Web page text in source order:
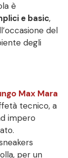
è
e basic,
del
degli
Max Mara
tecnico, a
impero
per un